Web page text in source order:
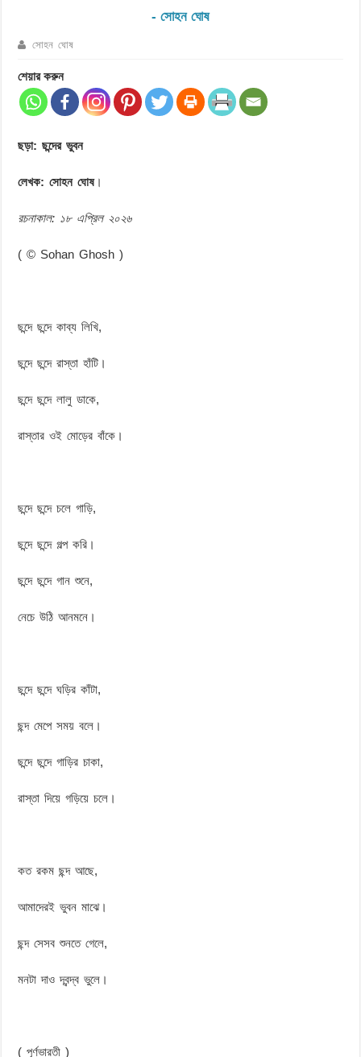
- সোহন ঘোষ
সোহন ঘোষ
শেয়ার করুন
ছড়া: ছন্দের ভুবন
লেখক: সোহন ঘোষ।
রচনাকাল: ১৮ এপ্রিল ২০২৬
( © Sohan Ghosh )
ছন্দে ছন্দে কাব্য লিখি,
ছন্দে ছন্দে রাস্তা হাঁটি।
ছন্দে ছন্দে লালু ডাকে,
রাস্তার ওই মোড়ের বাঁকে।
ছন্দে ছন্দে চলে গাড়ি,
ছন্দে ছন্দে গল্প করি।
ছন্দে ছন্দে গান শুনে,
নেচে উঠি আনমনে।
ছন্দে ছন্দে ঘড়ির কাঁটা,
ছন্দ মেপে সময় বলে।
ছন্দে ছন্দে গাড়ির চাকা,
রাস্তা দিয়ে গড়িয়ে চলে।
কত রকম ছন্দ আছে,
আমাদেরই ভুবন মাঝে।
ছন্দ সেসব শুনতে গেলে,
মনটা দাও দ্বন্দ্ব ভুলে।
( পূর্ণভারতী )